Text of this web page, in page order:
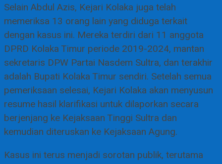
Selain Abdul Azis, Kejari Kolaka juga telah
memeriksa 13 orang lain yang diduga terkait
dengan kasus ini. Mereka terdiri dari 11 anggota
DPRD Kolaka Timur periode 2019-2024, mantan
sekretaris DPW Partai Nasdem Sultra, dan terakhir
adalah Bupati Kolaka Timur sendiri. Setelah semua
pemeriksaan selesai, Kejari Kolaka akan menyusun
resume hasil klarifikasi untuk dilaporkan secara
berjenjang ke Kejaksaan Tinggi Sultra dan
kemudian diteruskan ke Kejaksaan Agung.
Kasus ini terus menjadi sorotan publik, terutama